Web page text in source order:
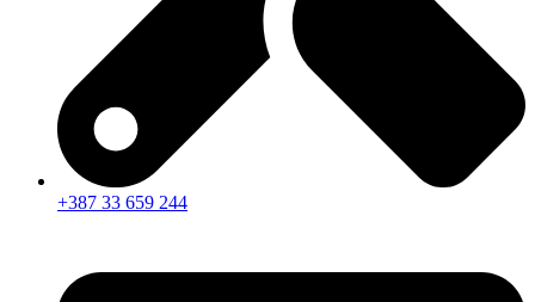
+387 33 659 244